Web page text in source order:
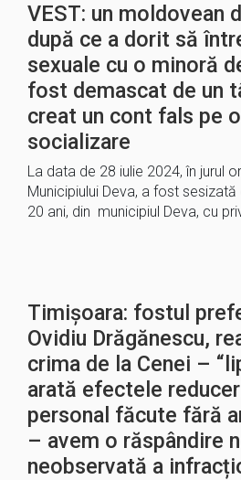
VEST: un moldovean
după ce a dorit să
sexuale cu o minoră
fost demascat de un
creat un cont fals pe
socializare
La data de 28 iulie 2024, în jurul
Municipiului Deva, a fost
20 ani, din municipiul Deva, cu
Timișoara: fostul
Ovidiu Drăgănescu,
crima de la Cenei –
arată efectele
personal făcute fără
– avem o răspândire
neobservată a